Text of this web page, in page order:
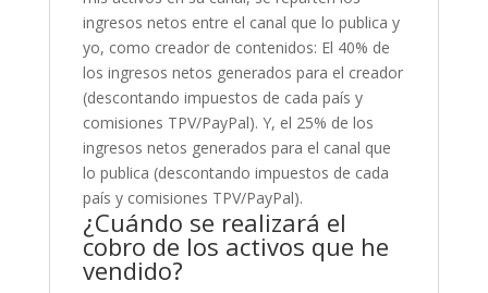
ingresos netos entre el canal que lo publica y
yo, como creador de contenidos: El 40% de
los ingresos netos generados para el creador
(descontando impuestos de cada país y
comisiones TPV/PayPal). Y, el 25% de los
ingresos netos generados para el canal que
lo publica (descontando impuestos de cada
país y comisiones TPV/PayPal).
¿Cuándo se realizará el
cobro de los activos que he
vendido?